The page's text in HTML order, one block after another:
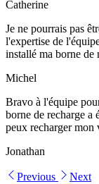
Catherine
Je ne pourrais pas
l'expertise de
installé ma borne de
Michel
Bravo à l'équipe
borne de recharge a
peux recharger mon
Jonathan
Previous Next